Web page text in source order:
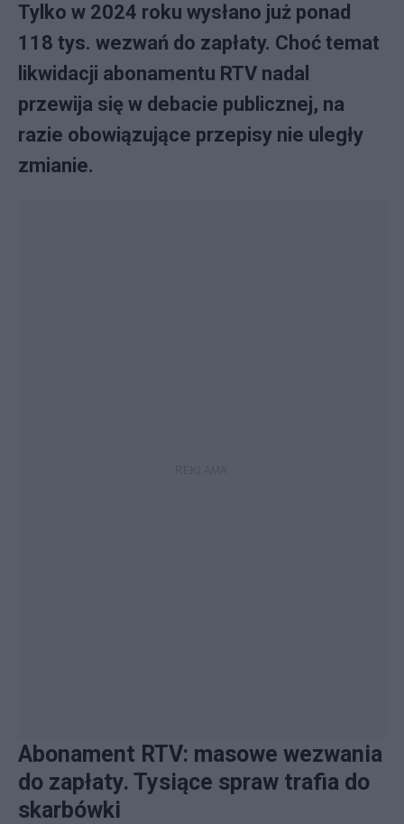
Tylko w 2024 roku wysłano już ponad
118 tys. wezwań do zapłaty. Choć temat
likwidacji abonamentu RTV nadal
przewija się w debacie publicznej, na
razie obowiązujące przepisy nie uległy
zmianie.
Abonament RTV: masowe wezwania
do zapłaty. Tysiące spraw trafia do
skarbówki